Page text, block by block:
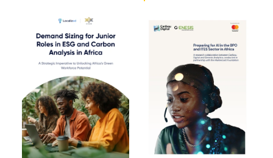
Bissau, Djibouti,
Mozambique, Égypte,
Bénin, Ghana, Sénégal,
Zambie, Ouganda, Côte
Erythrée, Gambie, Eswatini,
République démocratique
du Congo, Tanzanie,
Nigéria, Zimbabwe, Sud
Soudan, Afrique du Sud,
Cameroun, Éthiopie, Niger,